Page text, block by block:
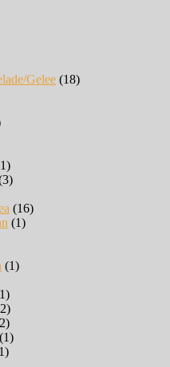
Gelee (18)
(16)
(1)
(1)
(1)